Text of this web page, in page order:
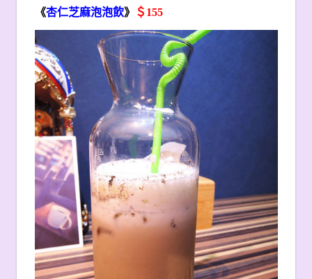
《杏仁芝麻泡泡飲》 ＄155